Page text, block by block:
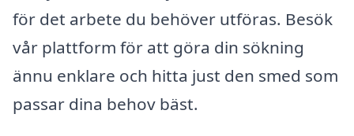
för det arbete du behöver utföras. Besök
vår plattform för att göra din sökning
ännu enklare och hitta just den smed som
passar dina behov bäst.